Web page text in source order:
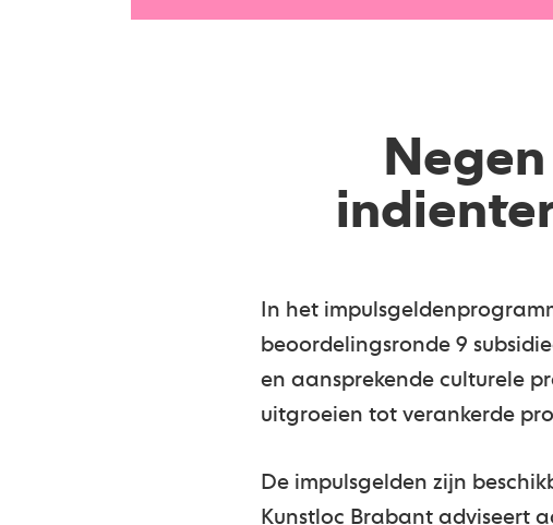
In het
beoordelingsronde 9
en aansprekende culturele
uitgroeien tot verankerde
De impulsgelden zijn
Kunstloc Brabant adviseert